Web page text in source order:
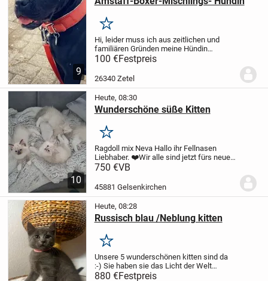
9
Merken
Hi, leider muss ich aus zeitlichen und
familiären Gründen meine Hündin
abgeben.Sie ist eine Amstaff-Boxer-
Mischung, geboren am 02.10.2022 (3
Jahre alt) und heißt Melody.
Wohnung ist sie sehr...
100 €Festpreis
26340 Zetel
10
Heute, 08:30
Wunderschöne süße Kitten
Merken
Ragdoll mix Neva Hallo ihr Fellnasen
Liebhaber. ❤️Wir alle sind jetzt fürs neue
Zuhause bereit.Unsere Mama hat uns
alles gelernt. Von Stubenrein bis zur...
750 €VB
45881 Gelsenkirchen
Heute, 08:28
Russisch blau /Neblung kitten
Merken
Unsere 5 wunderschönen kitten sind da
:-) Sie haben sie das Licht der Welt
erblickt :-) Mama und Papa leben mit uns
880 €Festpreis